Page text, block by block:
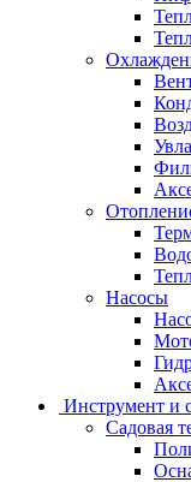
Насосы
Инструмент и
Садовая